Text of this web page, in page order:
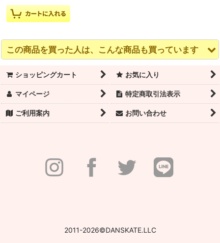
この商品を買った人は、こんな商品も買っています
(税込)
12,540 (税込) 11,000
ショッピングカート お気に入り
マイページ 特定商取引法表示
ご利用案内 お問い合わせ
2011-2026©DANSKATE.LLC